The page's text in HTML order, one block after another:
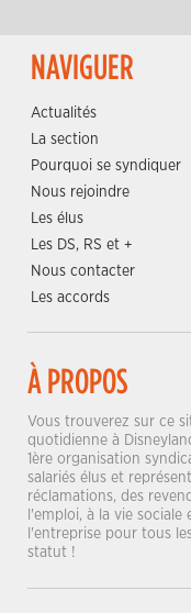
NAVIGUER
Actualités
La section
Pourquoi se syndiquer
Nous rejoindre
Les élus
Les DS, RS et +
Nous contacter
Les accords
À PROPOS
Vous trouverez sur ce
quotidienne à
1ère organisation
salariés élus et
réclamations, des
l'emploi, à la vie
l'entreprise pour tous
statut !